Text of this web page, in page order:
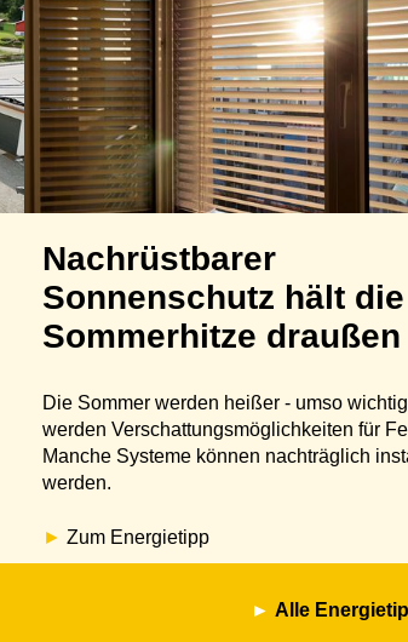
Nachrüstbarer
Sonnenschutz hält die
Sommerhitze draußen
Die Sommer werden heißer - umso
werden Verschattungsmöglichkeiten für
Manche Systeme können nachträglich
werden.
Zum Energietipp
Alle